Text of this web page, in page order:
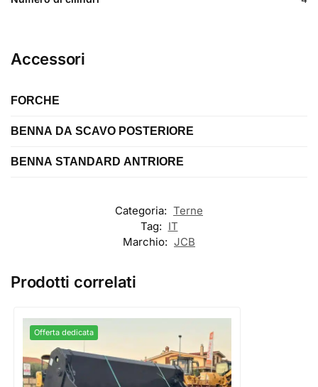
Accessori
FORCHE
Marca
Modello
BENNA DA SCAVO POSTERIORE
Lunghezza
BENNA STANDARD ANTRIORE
Categoria: Terne
Tag: IT
Marchio: JCB
Prodotti correlati
Offerta dedicata